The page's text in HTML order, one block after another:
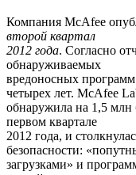
Компания McAfee
второй квартал
2012 года. Согласно
обнаруживаемых
вредоносных
четырех лет. McAfee
обнаружила на 1,5
первом квартале
2012 года, и
безопасности:
загрузками» и